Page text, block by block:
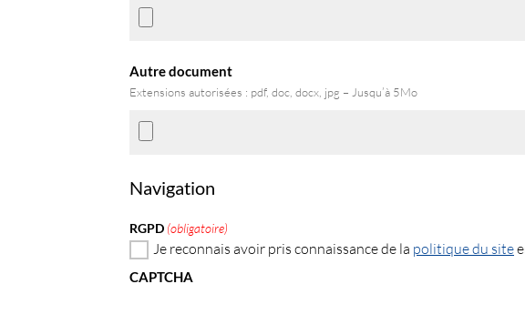
Autre document
Extensions autorisées : pdf, doc, docx, jpg – Jusqu’à 5Mo
Navigation
RGPD (obligatoire)
Je reconnais avoir pris connaissance de la politique du site
CAPTCHA